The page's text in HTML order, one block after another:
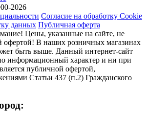
2026
Согласие на обработку Cookie
данных Публичная оферта
Цены, указанные на сайте, не
офертой! В наших розничных магазинах
быть выше. Данный интернет-сайт
информационный характер и ни при
публичной офертой,
Статьи 437 (п.2) Гражданского